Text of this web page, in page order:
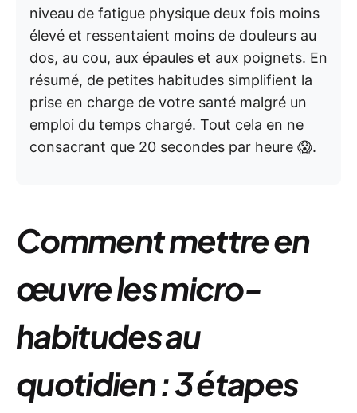
niveau de fatigue physique deux fois moins
élevé et ressentaient moins de douleurs au
dos, au cou, aux épaules et aux poignets. En
résumé, de petites habitudes simplifient la
prise en charge de votre santé malgré un
emploi du temps chargé. Tout cela en ne
consacrant que 20 secondes par heure 😱.
Comment mettre en
œuvre les micro-
habitudes au
quotidien : 3 étapes